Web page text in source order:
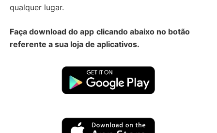
qualquer lugar.
Faça download do app clicando abaixo no botão
referente a sua loja de aplicativos.